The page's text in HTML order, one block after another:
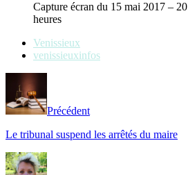
Capture écran du 15 mai 2017 – 20
heures
Venissieux
venissieuxinfos
Précédent
Le tribunal suspend les arrêtés du maire